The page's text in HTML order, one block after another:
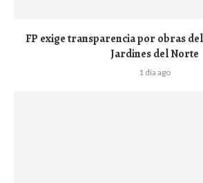
FP exige transparencia por obras
Jardines del Norte
1 día ago